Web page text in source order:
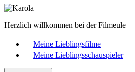
Herzlich willkommen bei der Filmeule
Meine Lieblingsfilme
Meine Lieblingsschauspieler